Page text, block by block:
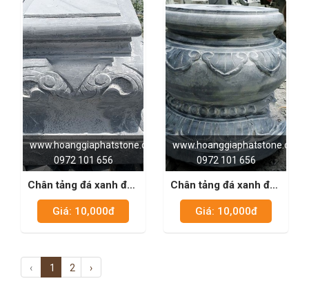
www.hoanggiaphatstone.com
0972 101 656
Chân tảng đá xanh đen
02
Giá: 10,000đ
www.hoanggiaphatstone.com
0972 101 656
Chân tảng đá xanh đen
03
Giá: 10,000đ
‹ 1 2 ›